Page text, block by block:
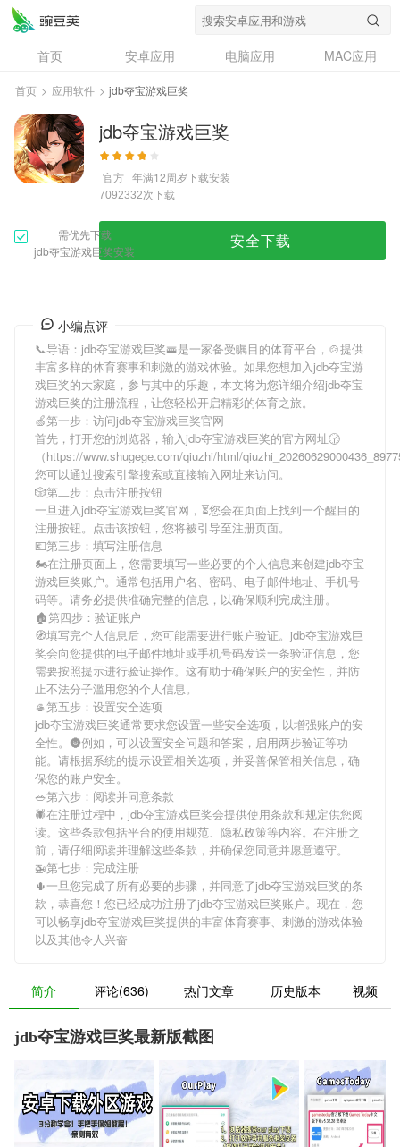
首页 安卓应用 电脑应用
MAC应用
资讯
专题
问答
首页 > 应用软件 > jdb夺宝游戏巨奖
jdb夺宝游戏巨奖
官方 年满12周岁下载安装
7092332次下载
需优先下载
jdb夺宝游戏巨奖安装
安全下载
小编点评
📞导语： jdb夺宝游戏巨奖🚟是一家备受瞩目的体育平台，🍲提供
丰富多样的体育赛事和刺激的游戏体验。如果您想加入jdb夺宝游
戏巨奖的大家庭，参与其中的乐趣，本文将为您详细介绍jdb夺宝
游戏巨奖的注册流程，让您轻松开启精彩的体育之旅。
🍏第一步：访问jdb夺宝游戏巨奖官网
首先，打开您的浏览器，输入jdb夺宝游戏巨奖的官方网址🕝
（https://www.shugege.com/qiuzhi/html/
您可以通过搜索引擎搜索或直接输入网址来访问。
🎲第二步：点击注册按钮
一旦进入jdb夺宝游戏巨奖官网，⏳您会在页面上找到一个醒目的
注册按钮。点击该按钮，您将被引导至注册页面。
💶第三步：填写注册信息
🏍在注册页面上，您需要填写一些必要的个人信息来创建jdb夺宝
游戏巨奖账户。通常包括用户名、密码、电子邮件地址、手机号
码等。请务必提供准确完整的信息，以确保顺利完成注册。
🏚第四步：验证账户
🧭填写完个人信息后，您可能需要进行账户验证。 jdb夺宝游戏巨
奖会向您提供的电子邮件地址或手机号码发送一条验证信息，您
需要按照提示进行验证操作。这有助于确保账户的安全性，并防
止不法分子滥用您的个人信息。
🥌第五步：设置安全选项
jdb夺宝游戏巨奖通常要求您设置一些安全选项，以增强账户的安
全性。🌚例如，可以设置安全问题和答案，启用两步验证等功
能。请根据系统的提示设置相关选项，并妥善保管相关信息，确
保您的账户安全。
🥗第六步：阅读并同意条款
🕷在注册过程中， jdb夺宝游戏巨奖会提供使用条款和规定供您阅
读。这些条款包括平台的使用规范、隐私政策等内容。在注册之
前，请仔细阅读并理解这些条款，并确保您同意并愿意遵守。
🚁第七步：完成注册
🌵一旦您完成了所有必要的步骤，并同意了jdb夺宝游戏巨奖的条
款，恭喜您！您已经成功注册了jdb夺宝游戏巨奖账户。现在，您
可以畅享jdb夺宝游戏巨奖提供的丰富体育赛事、刺激的游戏体验
以及其他令人兴奋
简介 评论(636) 热门文章 历史版本 视频
jdb夺宝游戏巨奖最新版截图